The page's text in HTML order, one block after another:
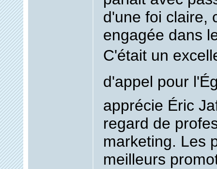
d'une foi claire,
engagée dans
C'était un
d'appel pour
apprécie Éric
regard de
marketing. Les
meilleurs